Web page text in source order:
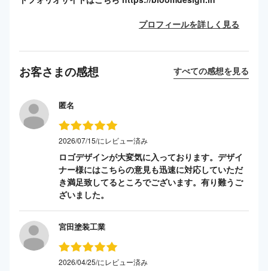
プロフィールを詳しく見る
お客さまの感想 すべての感想を見る
匿名
2026/07/15/にレビュー済み
ロゴデザインが大変気に入っております。デザイ
ナー様にはこちらの意見も迅速に対応していただ
き満足致してるところでございます。有り難うご
ざいました。
宮田塗装工業
2026/04/25/にレビュー済み